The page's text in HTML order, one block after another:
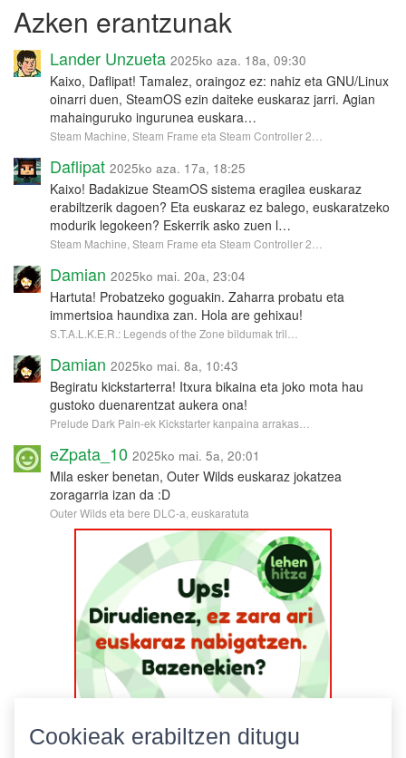
Azken erantzunak
Lander Unzueta 2025ko aza. 18a, 09:30
Kaixo, Daflipat! Tamalez, oraingoz ez: nahiz eta GNU/Linux
oinarri duen, SteamOS ezin daiteke euskaraz jarri. Agian
mahainguruko ingurunea euskara…
Steam Machine, Steam Frame eta Steam Controller 2…
Daflipat 2025ko aza. 17a, 18:25
Kaixo! Badakizue SteamOS sistema eragilea euskaraz
erabiltzerik dagoen? Eta euskaraz ez balego, euskaratzeko
modurik legokeen? Eskerrik asko zuen l…
Steam Machine, Steam Frame eta Steam Controller 2…
Damian 2025ko mai. 20a, 23:04
Hartuta! Probatzeko goguakin. Zaharra probatu eta
immertsioa haundixa zan. Hola are gehixau!
S.T.A.L.K.E.R.: Legends of the Zone bildumak tril…
Damian 2025ko mai. 8a, 10:43
Begiratu kickstarterra! Itxura bikaina eta joko mota hau
gustoko duenarentzat aukera ona!
Prelude Dark Pain-ek Kickstarter kanpaina arrakas…
eZpata_10 2025ko mai. 5a, 20:01
Mila esker benetan, Outer Wilds euskaraz jokatzea
zoragarria izan da :D
Outer Wilds eta bere DLC-a, euskaratuta
Cookieak erabiltzen ditugu